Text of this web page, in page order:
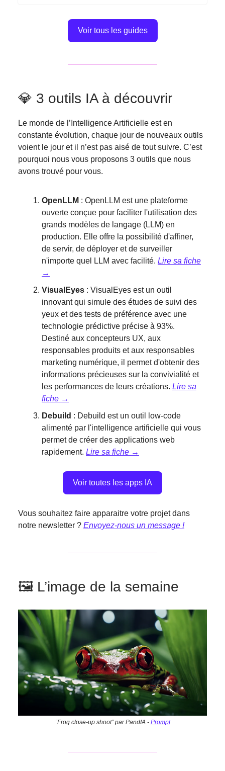
Voir tous les guides
💎 3 outils IA à découvrir
Le monde de l’Intelligence Artificielle est en
constante évolution, chaque jour de nouveaux outils
voient le jour et il n’est pas aisé de tout suivre. C’est
pourquoi nous vous proposons 3 outils que nous
avons trouvé pour vous.
OpenLLM : OpenLLM est une plateforme
ouverte conçue pour faciliter l'utilisation des
grands modèles de langage (LLM) en
production. Elle offre la possibilité d'affiner,
de servir, de déployer et de surveiller
n'importe quel LLM avec facilité. Lire sa fiche
→
VisualEyes : VisualEyes est un outil
innovant qui simule des études de suivi des
yeux et des tests de préférence avec une
technologie prédictive précise à 93%.
Destiné aux concepteurs UX, aux
responsables produits et aux responsables
marketing numérique, il permet d'obtenir des
informations précieuses sur la convivialité et
les performances de leurs créations. Lire sa
fiche →
Debuild : Debuild est un outil low-code
alimenté par l'intelligence artificielle qui vous
permet de créer des applications web
rapidement. Lire sa fiche →
Voir toutes les apps IA
Vous souhaitez faire apparaitre votre projet dans
notre newsletter ? Envoyez-nous un message !
🖼️ L’image de la semaine
“Frog close-up shoot” par PandIA - Prompt